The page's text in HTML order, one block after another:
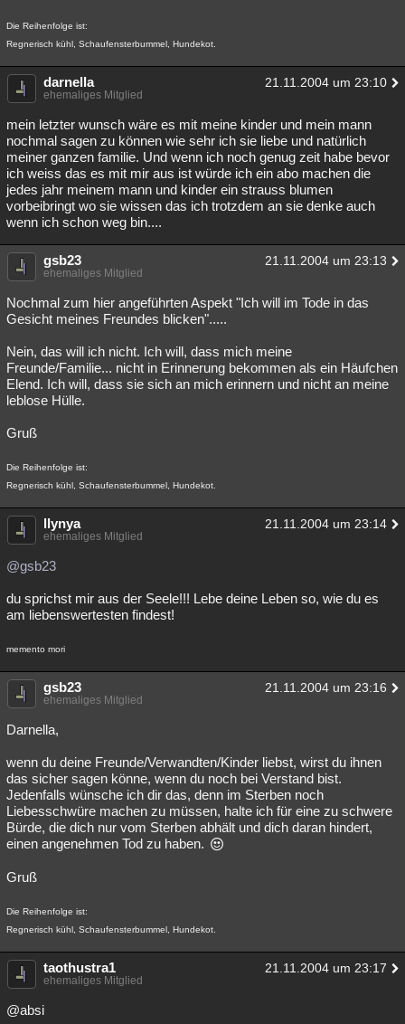
Die Reihenfolge ist:
Regnerisch kühl, Schaufensterbummel, Hundekot.
darnella 21.11.2004 um 23:10
ehemaliges Mitglied
mein letzter wunsch wäre es mit meine kinder und mein mann
nochmal sagen zu können wie sehr ich sie liebe und natürlich
meiner ganzen familie. Und wenn ich noch genug zeit habe bevor
ich weiss das es mit mir aus ist würde ich ein abo machen die
jedes jahr meinem mann und kinder ein strauss blumen
vorbeibringt wo sie wissen das ich trotzdem an sie denke auch
wenn ich schon weg bin....
gsb23 21.11.2004 um 23:13
ehemaliges Mitglied
Nochmal zum hier angeführten Aspekt "Ich will im Tode in das
Gesicht meines Freundes blicken".....
Nein, das will ich nicht. Ich will, dass mich meine
Freunde/Familie... nicht in Erinnerung bekommen als ein Häufchen
Elend. Ich will, dass sie sich an mich erinnern und nicht an meine
leblose Hülle.
Gruß
Die Reihenfolge ist:
Regnerisch kühl, Schaufensterbummel, Hundekot.
llynya 21.11.2004 um 23:14
ehemaliges Mitglied
@gsb23
du sprichst mir aus der Seele!!! Lebe deine Leben so, wie du es
am liebenswertesten findest!
memento mori
gsb23 21.11.2004 um 23:16
ehemaliges Mitglied
Darnella,
wenn du deine Freunde/Verwandten/Kinder liebst, wirst du ihnen
das sicher sagen könne, wenn du noch bei Verstand bist.
Jedenfalls wünsche ich dir das, denn im Sterben noch
Liebesschwüre machen zu müssen, halte ich für eine zu schwere
Bürde, die dich nur vom Sterben abhält und dich daran hindert,
einen angenehmen Tod zu haben.
Gruß
Die Reihenfolge ist:
Regnerisch kühl, Schaufensterbummel, Hundekot.
taothustra1 21.11.2004 um 23:17
ehemaliges Mitglied
@absi